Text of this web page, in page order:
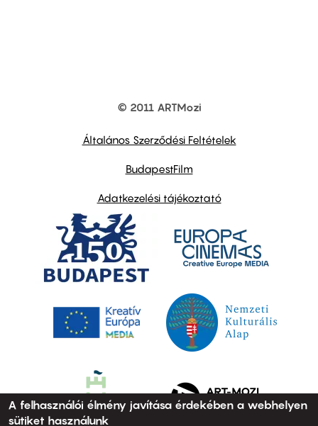
© 2011 ARTMozi
Általános Szerződési Feltételek
BudapestFilm
Adatkezelési tájékoztató
A felhasználói élmény javítása érdekében a webhelyen
sütiket használunk